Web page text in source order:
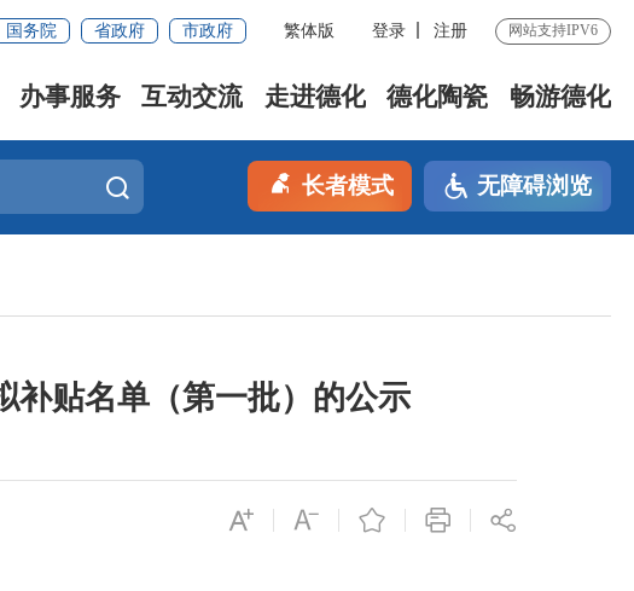
国务院 省政府 市政府 繁体版 登录 注册 网站支持IPV6
办事服务 互动交流 走进德化 德化陶瓷 畅游德化
长者模式 无障碍浏览
补贴名单（第一批）的公示